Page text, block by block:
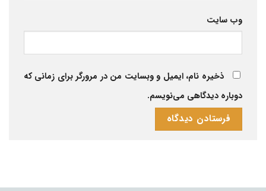
وب‌ سایت
ذخیره نام، ایمیل و وبسایت من در مرورگر برای زمانی که
دوباره دیدگاهی می‌نویسم.